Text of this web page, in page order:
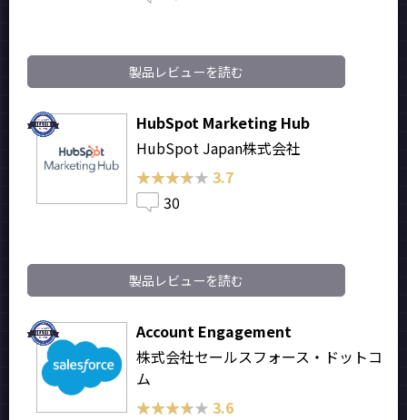
製品レビューを読む
HubSpot Marketing Hub
HubSpot Japan株式会社
★★★★★
★★★★★ 3.7
30
製品レビューを読む
Account Engagement
株式会社セールスフォース・ドットコ
ム
★★★★★
★★★★★ 3.6